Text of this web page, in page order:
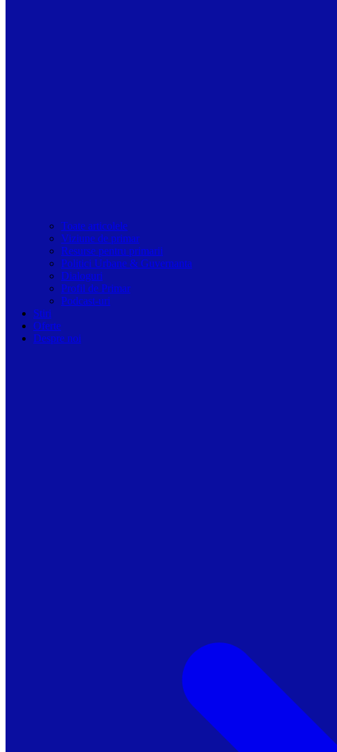
Toate articolele
Viziune de primar
Resurse pentru primarii
Politici Urbane & Guvernanta
Dialoguri
Profil de Primar
Podcast-uri
Stiri
Oferte
Despre noi